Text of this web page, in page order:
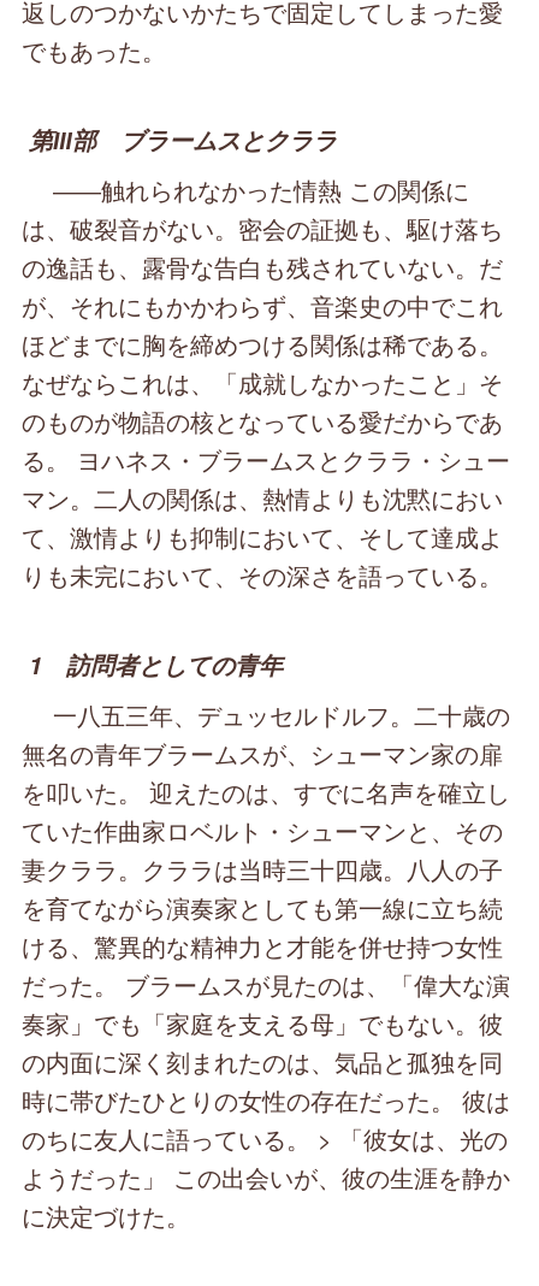
返しのつかないかたちで固定してしまった愛
でもあった。
第Ⅲ部 ブラームスとクララ
――触れられなかった情熱 この関係に
は、破裂音がない。密会の証拠も、駆け落ち
の逸話も、露骨な告白も残されていない。だ
が、それにもかかわらず、音楽史の中でこれ
ほどまでに胸を締めつける関係は稀である。
なぜならこれは、「成就しなかったこと」そ
のものが物語の核となっている愛だからであ
る。 ヨハネス・ブラームスとクララ・シュー
マン。二人の関係は、熱情よりも沈黙におい
て、激情よりも抑制において、そして達成よ
りも未完において、その深さを語っている。
1 訪問者としての青年
一八五三年、デュッセルドルフ。二十歳の
無名の青年ブラームスが、シューマン家の扉
を叩いた。 迎えたのは、すでに名声を確立し
ていた作曲家ロベルト・シューマンと、その
妻クララ。クララは当時三十四歳。八人の子
を育てながら演奏家としても第一線に立ち続
ける、驚異的な精神力と才能を併せ持つ女性
だった。 ブラームスが見たのは、「偉大な演
奏家」でも「家庭を支える母」でもない。彼
の内面に深く刻まれたのは、気品と孤独を同
時に帯びたひとりの女性の存在だった。 彼は
のちに友人に語っている。 > 「彼女は、光の
ようだった」 この出会いが、彼の生涯を静か
に決定づけた。